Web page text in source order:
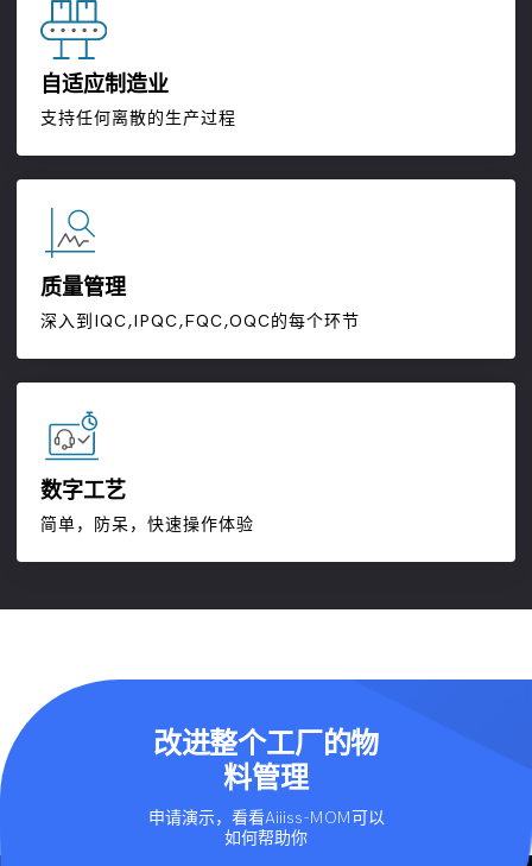
自适应制造业
支持任何离散的生产过程
质量管理
深入到IQC,IPQC,FQC,OQC的每个环节
数字工艺
简单，防呆，快速操作体验
改进整个工厂的物
料管理
申请演示，看看Aiiiss-MOM可以
如何帮助你